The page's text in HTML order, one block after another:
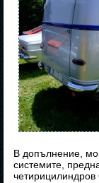
В допълнение,
системите,
четирицилиндров